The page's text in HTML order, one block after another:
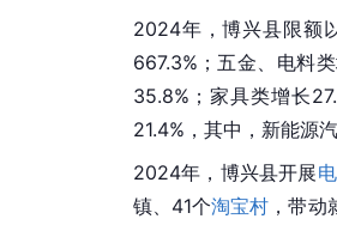
2024年，博兴县限额
667.3%；五金、电料
35.8%；家具类增长
21.4%，其中，新能源
2024年，博兴县开展
镇、41个淘宝村 ，带